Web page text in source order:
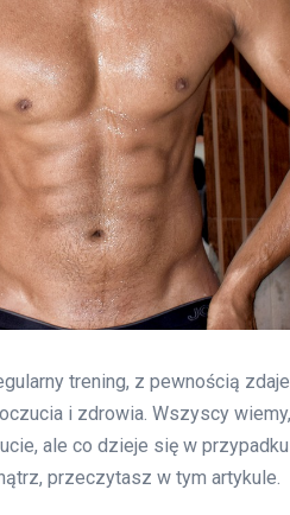
trening, z pewnością
i zdrowia. Wszyscy
ale co dzieje się w
przeczytasz w tym artykule.